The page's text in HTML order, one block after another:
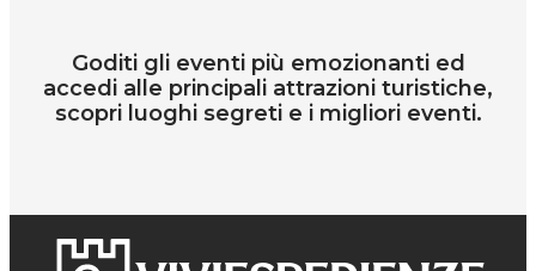
Goditi gli eventi più emozionanti ed
accedi alle principali attrazioni turistiche,
scopri luoghi segreti e i migliori eventi.